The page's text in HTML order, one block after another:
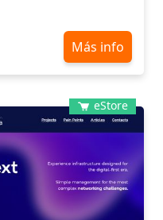
Más info
eStore